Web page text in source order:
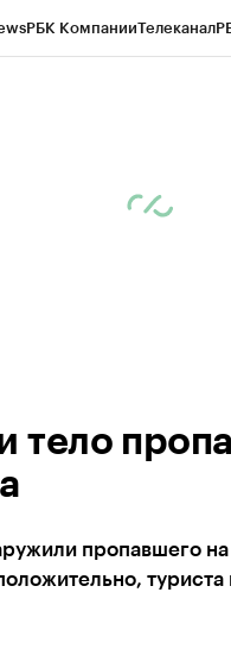
РБК КомпанииТелеканал
тело
пропавшего
туриста